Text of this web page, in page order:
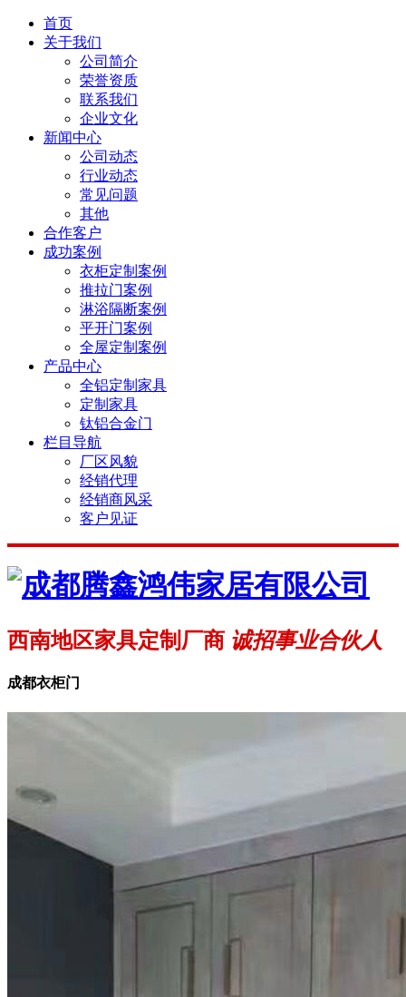
首页
关于我们
公司简介
荣誉资质
联系我们
企业文化
新闻中心
公司动态
行业动态
常见问题
其他
合作客户
成功案例
衣柜定制案例
推拉门案例
淋浴隔断案例
平开门案例
全屋定制案例
产品中心
全铝定制家具
定制家具
钛铝合金门
栏目导航
厂区风貌
经销代理
经销商风采
客户见证
西南地区家具定制厂商 诚招事业合伙人
成都衣柜门